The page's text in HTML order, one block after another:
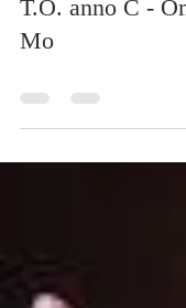
20 agosto 2025
T.O. anno C -
Mo